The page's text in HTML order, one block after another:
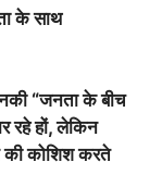
के साथ
“जनता के बीच
रहे हों, लेकिन
की कोशिश करते